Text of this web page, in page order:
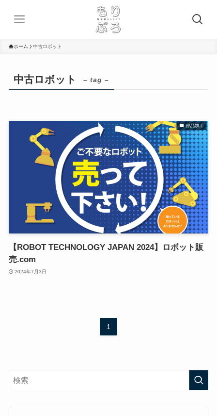
ホーム 中古ロボット
中古ロボット – tag –
部品加工
【ROBOT TECHNOLOGY JAPAN 2024】ロボット販
売.com
2024年7月3日
1